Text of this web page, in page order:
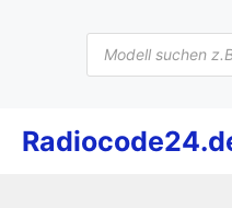
Products
search